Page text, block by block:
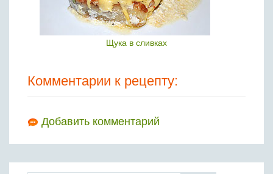
Щука в сливках
Комментарии к рецепту:
Добавить комментарий